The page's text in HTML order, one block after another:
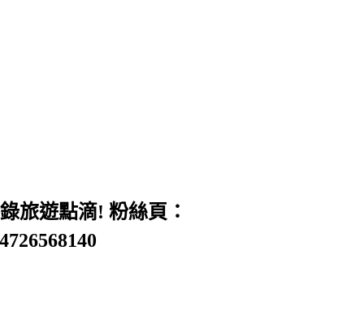
旅遊點滴! 粉絲頁：